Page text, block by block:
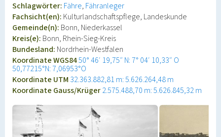
Schlagwörter: Fähre Fähranleger
Fachsicht(en): Kulturlandschaftspflege, Landeskunde
Gemeinde(n): Bonn, Niederkassel
Kreis(e): Bonn, Rhein-Sieg-Kreis
Bundesland: Nordrhein-Westfalen
Koordinate WGS8450° 46′ 19,75″ N: 7° 04′ 10,33″ O
50,77215°N: 7,06953°O
Koordinate UTM 32.363.882,81 m: 5.626.264,48 m
Koordinate Gauss/Krüger2.575.488,70 m: 5.626.845,32 m